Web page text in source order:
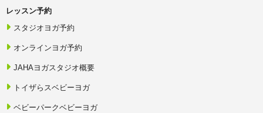
レッスン予約
スタジオヨガ予約
オンラインヨガ予約
JAHAヨガスタジオ概要
トイザらスベビーヨガ
ベビーパークベビーヨガ